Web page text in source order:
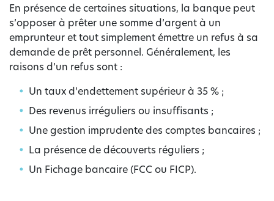
En présence de certaines situations, la banque peut
s’opposer à prêter une somme d’argent à un
emprunteur et tout simplement émettre un refus à sa
demande de prêt personnel. Généralement, les
raisons d’un refus sont :
Un taux d’endettement supérieur à 35 % ;
Des revenus irréguliers ou insuffisants ;
Une gestion imprudente des comptes bancaires ;
La présence de découverts réguliers ;
Un Fichage bancaire (FCC ou FICP).